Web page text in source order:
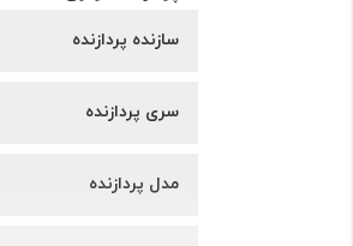
سازنده پردازنده
سری پردازنده
مدل پردازنده